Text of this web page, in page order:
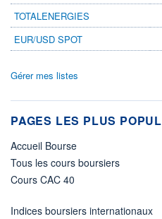
TOTALENERGIES
EUR/USD SPOT
Gérer mes listes
PAGES LES PLUS
Accueil Bourse
Tous les cours boursiers
Cours CAC 40
Indices boursiers internationaux